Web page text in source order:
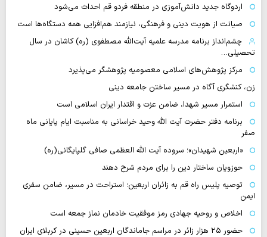
اردوگاه جدید دانش‌آموزی در منطقه فردو قم احداث می‌شود
صیانت از هویت دینی و فرهنگی، نیازمند هم‌افزایی همه دستگاه‌ها است
چشم‌انداز برنامه مدرسه علمیه آیت‌الله مصطفوی (ره) کاشان در سال
تحصیلی…
مرکز پژوهش‌های اسلامی معصومیه پژوهشگر می‌پذیرد
زن، کنشگری آگاه در مسیر ساختن جامعه دینی
استمرار مسیر شهدا، ضامن عزت و اقتدار ایران اسلامی است
برنامه دفتر حضرت آیت الله وحید خراسانی به مناسبت ایام پایانی ماه
صفر
«اربعین شهیدان»؛ سروده آیت الله العظمی صافی گلپایگانی(ره)
حوزویان ساختار دین را برای مردم شرح دهند
توصیه پلیس راه قم به زائران اربعین؛ استراحت در مسیر، ضامن سفری
ایمن
اخلاص و روحیه جهادی رمز موفقیت خادمان نماز جمعه است
حضور ۲۵ هزار زائر در مراسم جاماندگان اربعین حسینی در کربلای ایران